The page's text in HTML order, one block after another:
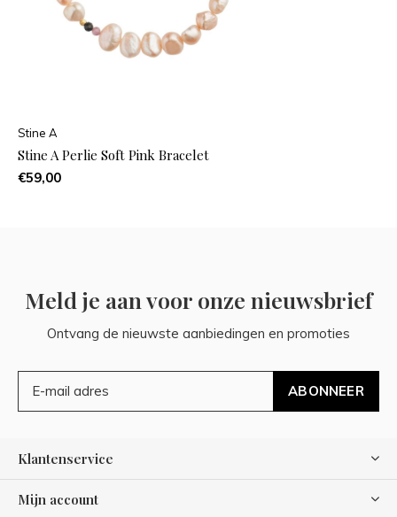
Stine A
Stine A Perlie Soft Pink Bracelet
€59,00
Meld je aan voor onze nieuwsbrief
Ontvang de nieuwste aanbiedingen en promoties
ABONNEER
Klantenservice
Mijn account